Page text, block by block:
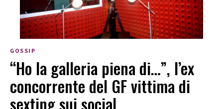
GOSSIP
“Ho la galleria piena di…”, l’ex
concorrente del GF vittima di
sexting sui social